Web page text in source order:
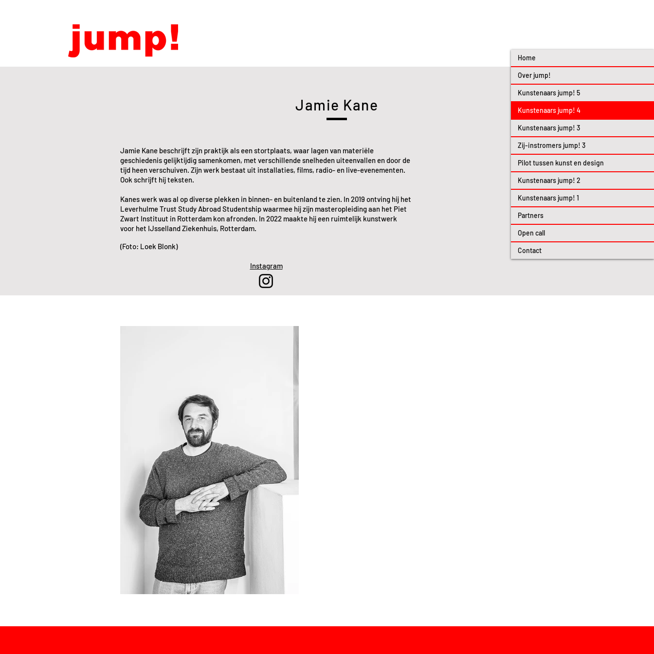
Home
Over jump!
Kunstenaars jump! 5
Kunstenaars jump! 4
Kunstenaars jump! 3
Zij-instromers jump! 3
Pilot tussen kunst en design
Kunstenaars jump! 2
Kunstenaars jump! 1
Partners
Open call
Contact
Jamie Kane
Jamie Kane beschrijft zijn praktijk als een stortplaats, waar lagen van materiële
geschiedenis gelijktijdig samenkomen, met verschillende snelheden uiteenvallen en door de
tijd heen verschuiven. Zijn werk bestaat uit installaties, films, radio- en live-evenementen.
Ook schrijft hij teksten.
Kanes werk was al op diverse plekken in binnen- en buitenland te zien. In 2019 ontving hij het
Leverhulme Trust Study Abroad Studentship waarmee hij zijn masteropleiding aan het Piet
Zwart Instituut in Rotterdam kon afronden. In 2022 maakte hij een ruimtelijk kunstwerk
voor het IJsselland Ziekenhuis, Rotterdam.
(Foto: Loek Blonk)
Instagram